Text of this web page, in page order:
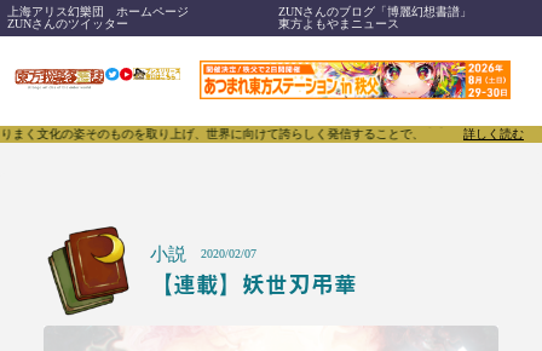
上海アリス幻樂団 ホームページ
ZUNさんのブログ「博麗幻想書譜」
ZUNさんのツイッター
東方よもやまニュース
を取り上げ、世界に向けて誇らしく発信することで、東方Projectのみならず「同人文化」そ
詳しく読む
小説 2020/02/07
【連載】妖世刃弔華